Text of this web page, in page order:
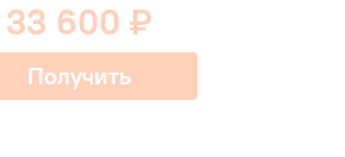
33 600 ₽
Получить